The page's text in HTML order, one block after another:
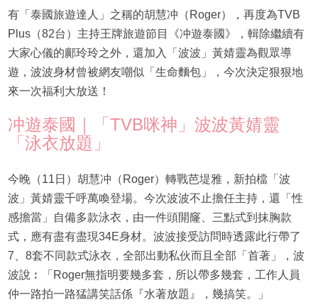
有「泰國旅遊達人」之稱的胡慧冲（Roger），再度為TVB
Plus（82台）主持王牌旅遊節目《冲遊泰國》，輯除繼續有
大家心儀的鄺玲玲之外，還加入「波波」黃婧靈為觀眾導
遊，波波身材曾被網友嘲似「生命麵包」，今次決定狠狠地
來一次福利大放送！
冲遊泰國｜「TVB咪神」波波黃婧靈
「泳衣放題」
今晚（11日）胡慧冲（Roger）轉戰芭堤雅，新拍檔「波
波」黃婧靈千呼萬喚登場。今次波波不止擔任主持，還「性
感擔當」自備多款泳衣，由一件頭開窿、三點式到抹胸款
式，應有盡有盡現34E身材。波波接受訪問時透露此行帶了
7、8套不同款式泳衣，全部出動私伙而且全部「首著」，波
波說︰「Roger無指明要幾多套，所以帶多幾套，工作人員
仲一路拍一路猛講笑話係『水著放題』，幾搞笑。」